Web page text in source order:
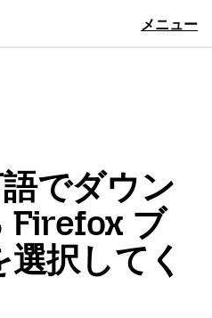
メニュー
でダウン
Firefox ブ
択してく